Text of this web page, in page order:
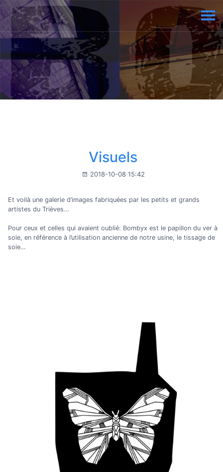
Visuels
2018-10-08 15:42
Et voilà une galerie d’images fabriquées par les petits et grands
artistes du Trièves…
Pour ceux et celles qui avaient oublié: Bombyx est le papillon du ver à
soie, en référence à l’utilisation ancienne de notre usine, le tissage de
soie…